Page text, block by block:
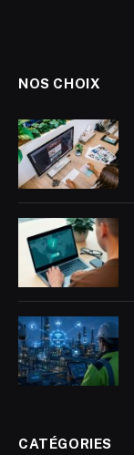
NOS CHOIX
CATÉGORIES